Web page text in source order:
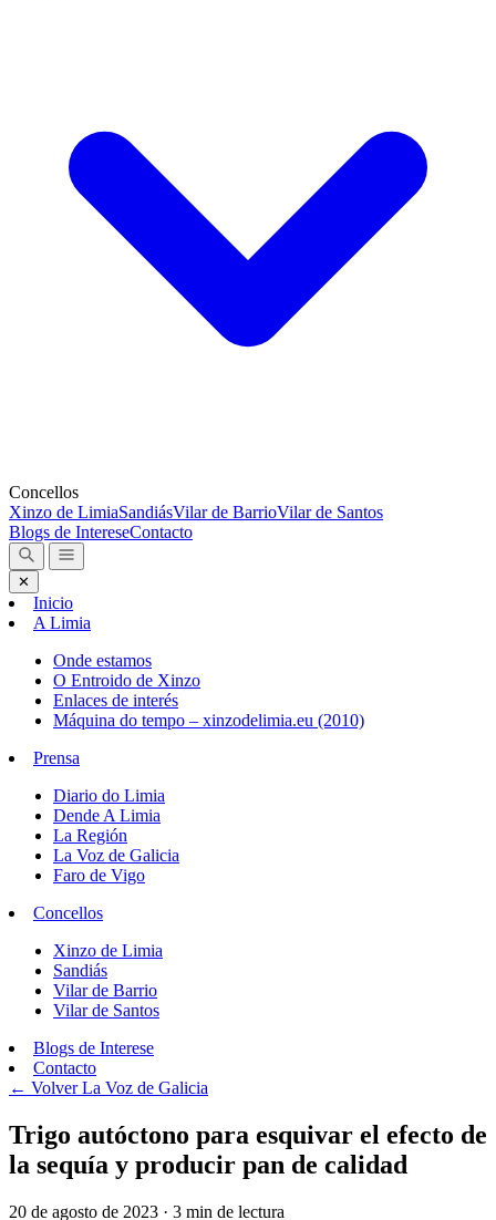
Concellos
Xinzo de LimiaSandiásVilar de BarrioVilar de Santos
Blogs de IntereseContacto
✕
Inicio
A Limia
Onde estamos
O Entroido de Xinzo
Enlaces de interés
Máquina do tempo – xinzodelimia.eu (2010)
Prensa
Diario do Limia
Dende A Limia
La Región
La Voz de Galicia
Faro de Vigo
Concellos
Xinzo de Limia
Sandiás
Vilar de Barrio
Vilar de Santos
Blogs de Interese
Contacto
← VolverLa Voz de Galicia
Trigo autóctono para esquivar el efecto de
la sequía y producir pan de calidad
20 de agosto de 2023 · 3 min de lectura